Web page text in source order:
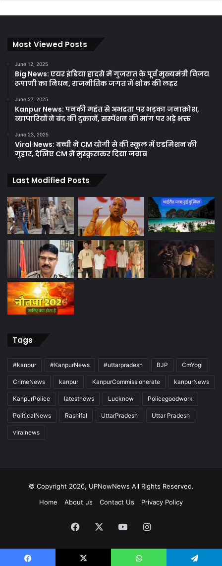
Most Viewed Posts
June 12, 2025
Big News: एयर इंडिया हादसे में गुजरात के पूर्व मुख्यमंत्री विजय
रूपाणी का निधन, राजनीतिक जगत में शोक की लहर
June 27, 2025
Kanpur News: पनकी महंत से अभद्रता पर भड़का जनाक्रोश,
व्यापारियों ने बंद की दुकानें, सस्पेंशन की मांग पर अड़े भक्त
June 23, 2025
Viral News: बच्ची ने CM योगी से की स्कूल में एडमिशन की
गुहार, देखिए CM ने मुस्कुराकर दिया जवाब
Last Modified Posts
Tags
#kanpur #KanpurNews #uttarpradesh BJP CmYogi
CrimeNews kanpur KanpurCommissionerate kanpurNews
KanpurPolice latestnews Lucknow Policegoodwork
PoliticalNews Rashifal UttarPradesh Uttar Pradesh
viralnews
© Copyright 2026, UPNowNews All Rights Reserved.
Home
About us Contact Us Privacy Policy
Facebook YouTubeInstagram